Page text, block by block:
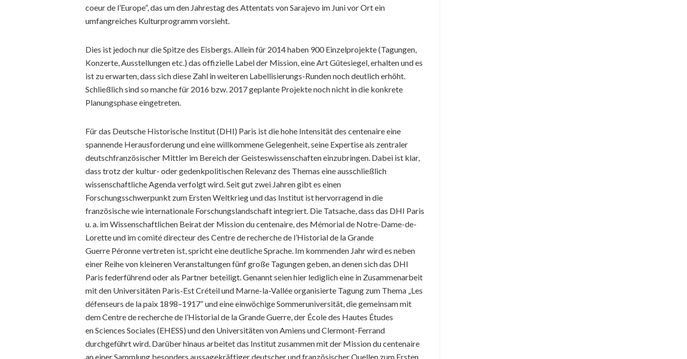
coeur de l’Europe“, das um den Jahrestag des Attentats von Sarajevo im Juni vor Ort ein
umfangreiches Kulturprogramm vorsieht.
Dies ist jedoch nur die Spitze des Eisbergs. Allein für 2014 haben 900 Einzelprojekte (Tagungen,
Konzerte, Ausstellungen etc.) das offizielle Label der Mission, eine Art Gütesiegel, erhalten und es
ist zu erwarten, dass sich diese Zahl in weiteren Labellisierungs-Runden noch deutlich erhöht.
Schließlich sind so manche für 2016 bzw. 2017 geplante Projekte noch nicht in die konkrete
Planungsphase eingetreten.
Für das Deutsche Historische Institut (DHI) Paris ist die hohe Intensität des centenaire eine
spannende Herausforderung und eine willkommene Gelegenheit, seine Expertise als zentraler
deutschfranzösischer Mittler im Bereich der Geisteswissenschaften einzubringen. Dabei ist klar,
dass trotz der kultur- oder gedenkpolitischen Relevanz des Themas eine ausschließlich
wissenschaftliche Agenda verfolgt wird. Seit gut zwei Jahren gibt es einen
Forschungsschwerpunkt zum Ersten Weltkrieg und das Institut ist hervorragend in die
französische wie internationale Forschungslandschaft integriert. Die Tatsache, dass das DHI Paris
u. a. im Wissenschaftlichen Beirat der Mission du centenaire, des Mémorial de Notre-Dame-de-
Lorette und im comité directeur des Centre de recherche de l’Historial de la Grande
Guerre Péronne vertreten ist, spricht eine deutliche Sprache. Im kommenden Jahr wird es neben
einer Reihe von kleineren Veranstaltungen fünf große Tagungen geben, an denen sich das DHI
Paris federführend oder als Partner beteiligt. Genannt seien hier lediglich eine in Zusammenarbeit
mit den Universitäten Paris-Est Créteil und Marne-la-Vallée organisierte Tagung zum Thema „Les
défenseurs de la paix 1898–1917“ und eine einwöchige Sommeruniversität, die gemeinsam mit
dem Centre de recherche de l’Historial de la Grande Guerre, der École des Hautes Études
en Sciences Sociales (EHESS) und den Universitäten von Amiens und Clermont-Ferrand
durchgeführt wird. Darüber hinaus arbeitet das Institut zusammen mit der Mission du centenaire
an einer Sammlung besonders aussagekräftiger deutscher und französischer Quellen zum Ersten